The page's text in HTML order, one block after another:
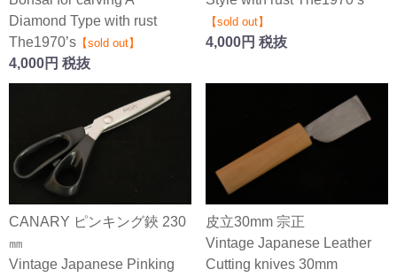
Diamond Type with rust
The1970’s 【sold out】
4,000円 税抜
【sold out】
4,000円 税抜
CANARY ピンキング鋏 230
㎜
Vintage Japanese Pinking
皮立30mm 宗正
Vintage Japanese Leather
Cutting knives 30mm